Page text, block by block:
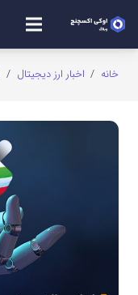
خانه / اخبار ارز دیجیتال /